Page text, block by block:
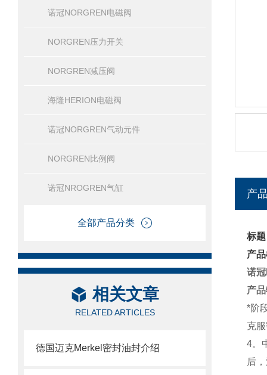
诺冠NORGREN电磁阀
NORGREN压力开关
NORGREN减压阀
海隆HERION电磁阀
诺冠NORGREN气动元件
NORGREN比例阀
诺冠NROGREN气缸
全部产品分类
相关文章
RELATED ARTICLES
德国迈克Merkel密封油封介绍
产
标
产
诺
产
*阶
克
4。
后